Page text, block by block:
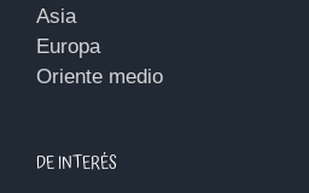
Asia
Europa
Oriente medio
DE INTERÉS